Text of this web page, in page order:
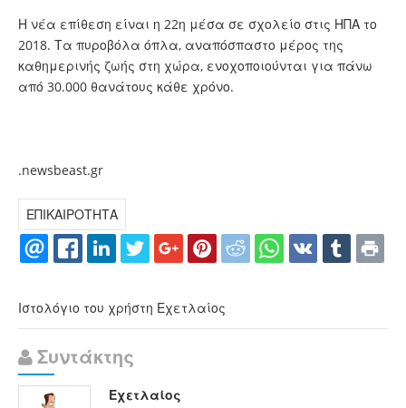
Η νέα επίθεση είναι η 22η μέσα σε σχολείο στις ΗΠΑ το
2018. Τα πυροβόλα όπλα, αναπόσπαστο μέρος της
καθημερινής ζωής στη χώρα, ενοχοποιούνται για πάνω
από 30.000 θανάτους κάθε χρόνο.
.newsbeast.gr
ΕΠΙΚΑΙΡΟΤΗΤΑ
Ιστολόγιο του χρήστη Εχετλαίος
Συντάκτης
Εχετλαίος